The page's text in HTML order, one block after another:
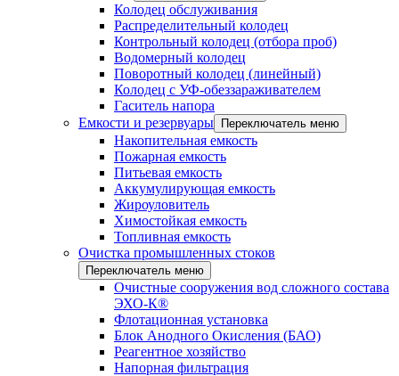
Колодец обслуживания
Распределительный колодец
Контрольный колодец (отбора проб)
Водомерный колодец
Поворотный колодец (линейный)
Колодец с УФ-обеззараживателем
Гаситель напора
Емкости и резервуары
Переключатель меню
Накопительная емкость
Пожарная емкость
Питьевая емкость
Аккумулирующая емкость
Жироуловитель
Химостойкая емкость
Топливная емкость
Очистка промышленных стоков
Переключатель меню
Очистные сооружения вод сложного состава
ЭХО-К®
Флотационная установка
Блок Анодного Окисления (БАО)
Реагентное хозяйство
Напорная фильтрация